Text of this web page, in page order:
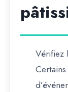
Vérifiez